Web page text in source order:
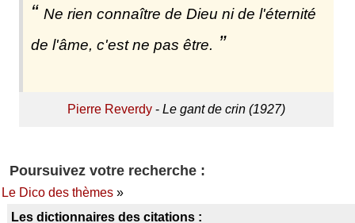
Ne rien connaître de Dieu ni de l'éternité
de l'âme, c'est ne pas être.
Pierre Reverdy- Le gant de crin (1927)
Poursuivez votre recherche :
Le Dico des thèmes»
Les dictionnaires des citations :